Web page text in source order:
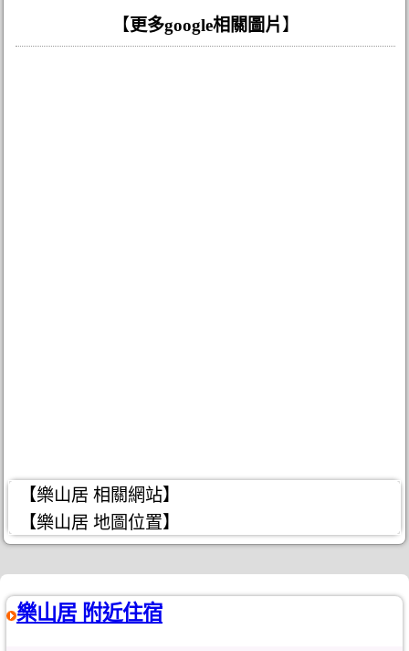
【 更多google相關圖片 】
【樂山居 相關網站】
【樂山居 地圖位置】
樂山居 附近住宿